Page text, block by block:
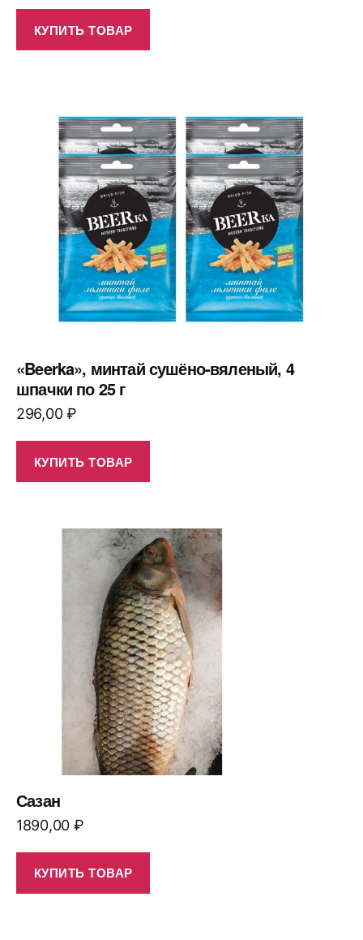
КУПИТЬ ТОВАР
«Beerka», минтай сушёно-вяленый, 4
шпачки по 25 г
296,00₽
КУПИТЬ ТОВАР
Сазан
1890,00 ₽
КУПИТЬ ТОВАР